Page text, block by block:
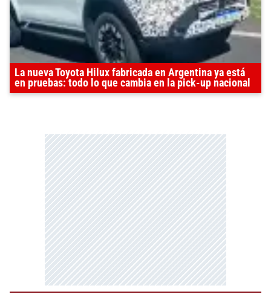
La nueva Toyota Hilux fabricada en Argentina ya está
en pruebas: todo lo que cambia en la pick-up nacional